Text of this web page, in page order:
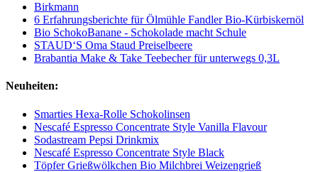
Birkmann
6 Erfahrungsberichte für Ölmühle Fandler Bio-Kürbiskernöl
Bio SchokoBanane - Schokolade macht Schule
STAUD‘S Oma Staud Preiselbeere
Brabantia Make & Take Teebecher für unterwegs 0,3L
Neuheiten:
Smarties Hexa-Rolle Schokolinsen
Nescafé Espresso Concentrate Style Vanilla Flavour
Sodastream Pepsi Drinkmix
Nescafé Espresso Concentrate Style Black
Töpfer Grießwölkchen Bio Milchbrei Weizengrieß